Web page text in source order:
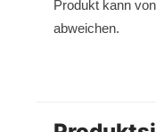
Produkt kann
abweichen.